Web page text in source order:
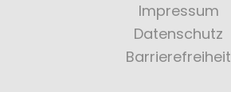
Impressum
Datenschutz
Barrierefreiheit